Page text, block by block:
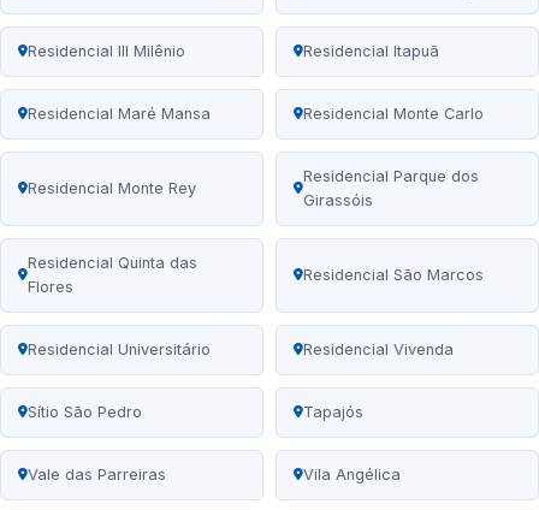
Residencial III Milênio Residencial Itapuã
Residencial Maré Mansa Residencial Monte Carlo
Residencial Monte Rey
Residencial Parque dos
Girassóis
Residencial Quinta das
Flores
Residencial São Marcos
Residencial Universitário Residencial Vivenda
Sítio São Pedro Tapajós
Vale das Parreiras Vila Angélica